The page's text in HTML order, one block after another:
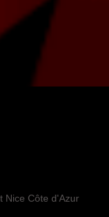
Nice Côte d'Azur